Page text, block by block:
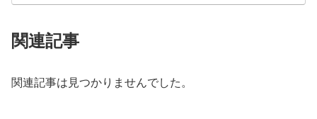
関連記事
関連記事は見つかりませんでした。